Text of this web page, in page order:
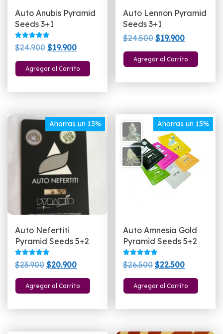
Auto Anubis Pyramid
Seeds 3+1
Valorado
con
de 5
$24.900 El
precio
original
$19.900El
precio
actual
Agregar al Carrito
Auto Lennon Pyramid
Seeds 3+1
$24.500El
precio
original
$19.900El
precio
actual
Agregar al Carrito
Ahorras un 13%
Auto Nefertiti
Pyramid Seeds 5+2
Valorado
con
de 5
$23.900 El
precio
original
$20.900El
precio
actual
Agregar al Carrito
Ahorras un 15%
Auto Amnesia Gold
Pyramid Seeds 5+2
Valorado
con
de 5
$26.500El
precio
original
$22.500El
precio
actual
Agregar al Carrito